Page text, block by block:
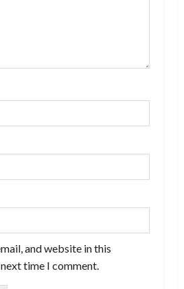
and website in this
time I comment.